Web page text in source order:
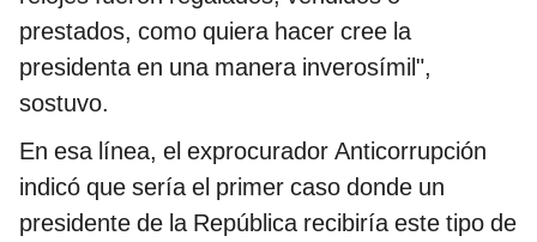
prestados, como quiera hacer cree la
presidenta en una manera inverosímil",
sostuvo.
En esa línea, el exprocurador Anticorrupción
indicó que sería el primer caso donde un
presidente de la República recibiría este tipo de